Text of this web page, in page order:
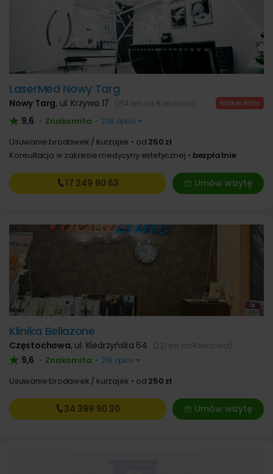
LaserMed Nowy Targ
Nowy Targ, ul. Krzywa 17 (154 km od Rzeszowa)
9,6 • Znakomita • 238 opinii
Usuwanie brodawek / kurzajek od 250 zł
Konsultacja w zakresie medycyny estetycznej
bezpłatnie
Umów wizytę
17 249 90 63
Klinika Bellazone
Częstochowa, ul. Kiedrzyńska 64 (221 km od Rzeszowa)
9,6 • Znakomita • 216 opinii
Usuwanie brodawek / kurzajek od 250 zł
Umów wizytę
34 399 90 30